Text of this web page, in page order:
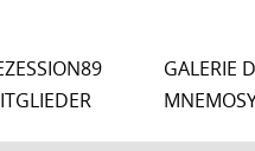
GALERIE